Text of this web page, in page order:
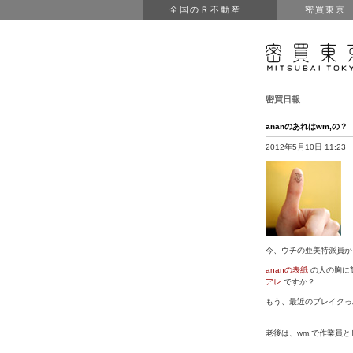
全国のＲ不動産 密買東京
密買日報
ananのあれはwm,の？
2012年5月10日 11:23
今、ウチの亜美特派員
ananの表紙 の人の胸に
アレ ですか？
もう、最近のブレイク
老後は、wm,で作業員